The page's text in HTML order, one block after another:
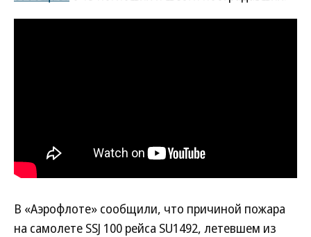
В «Аэрофлоте» сообщили, что причиной пожара
на самолете SSJ 100 рейса SU1492, летевшем из